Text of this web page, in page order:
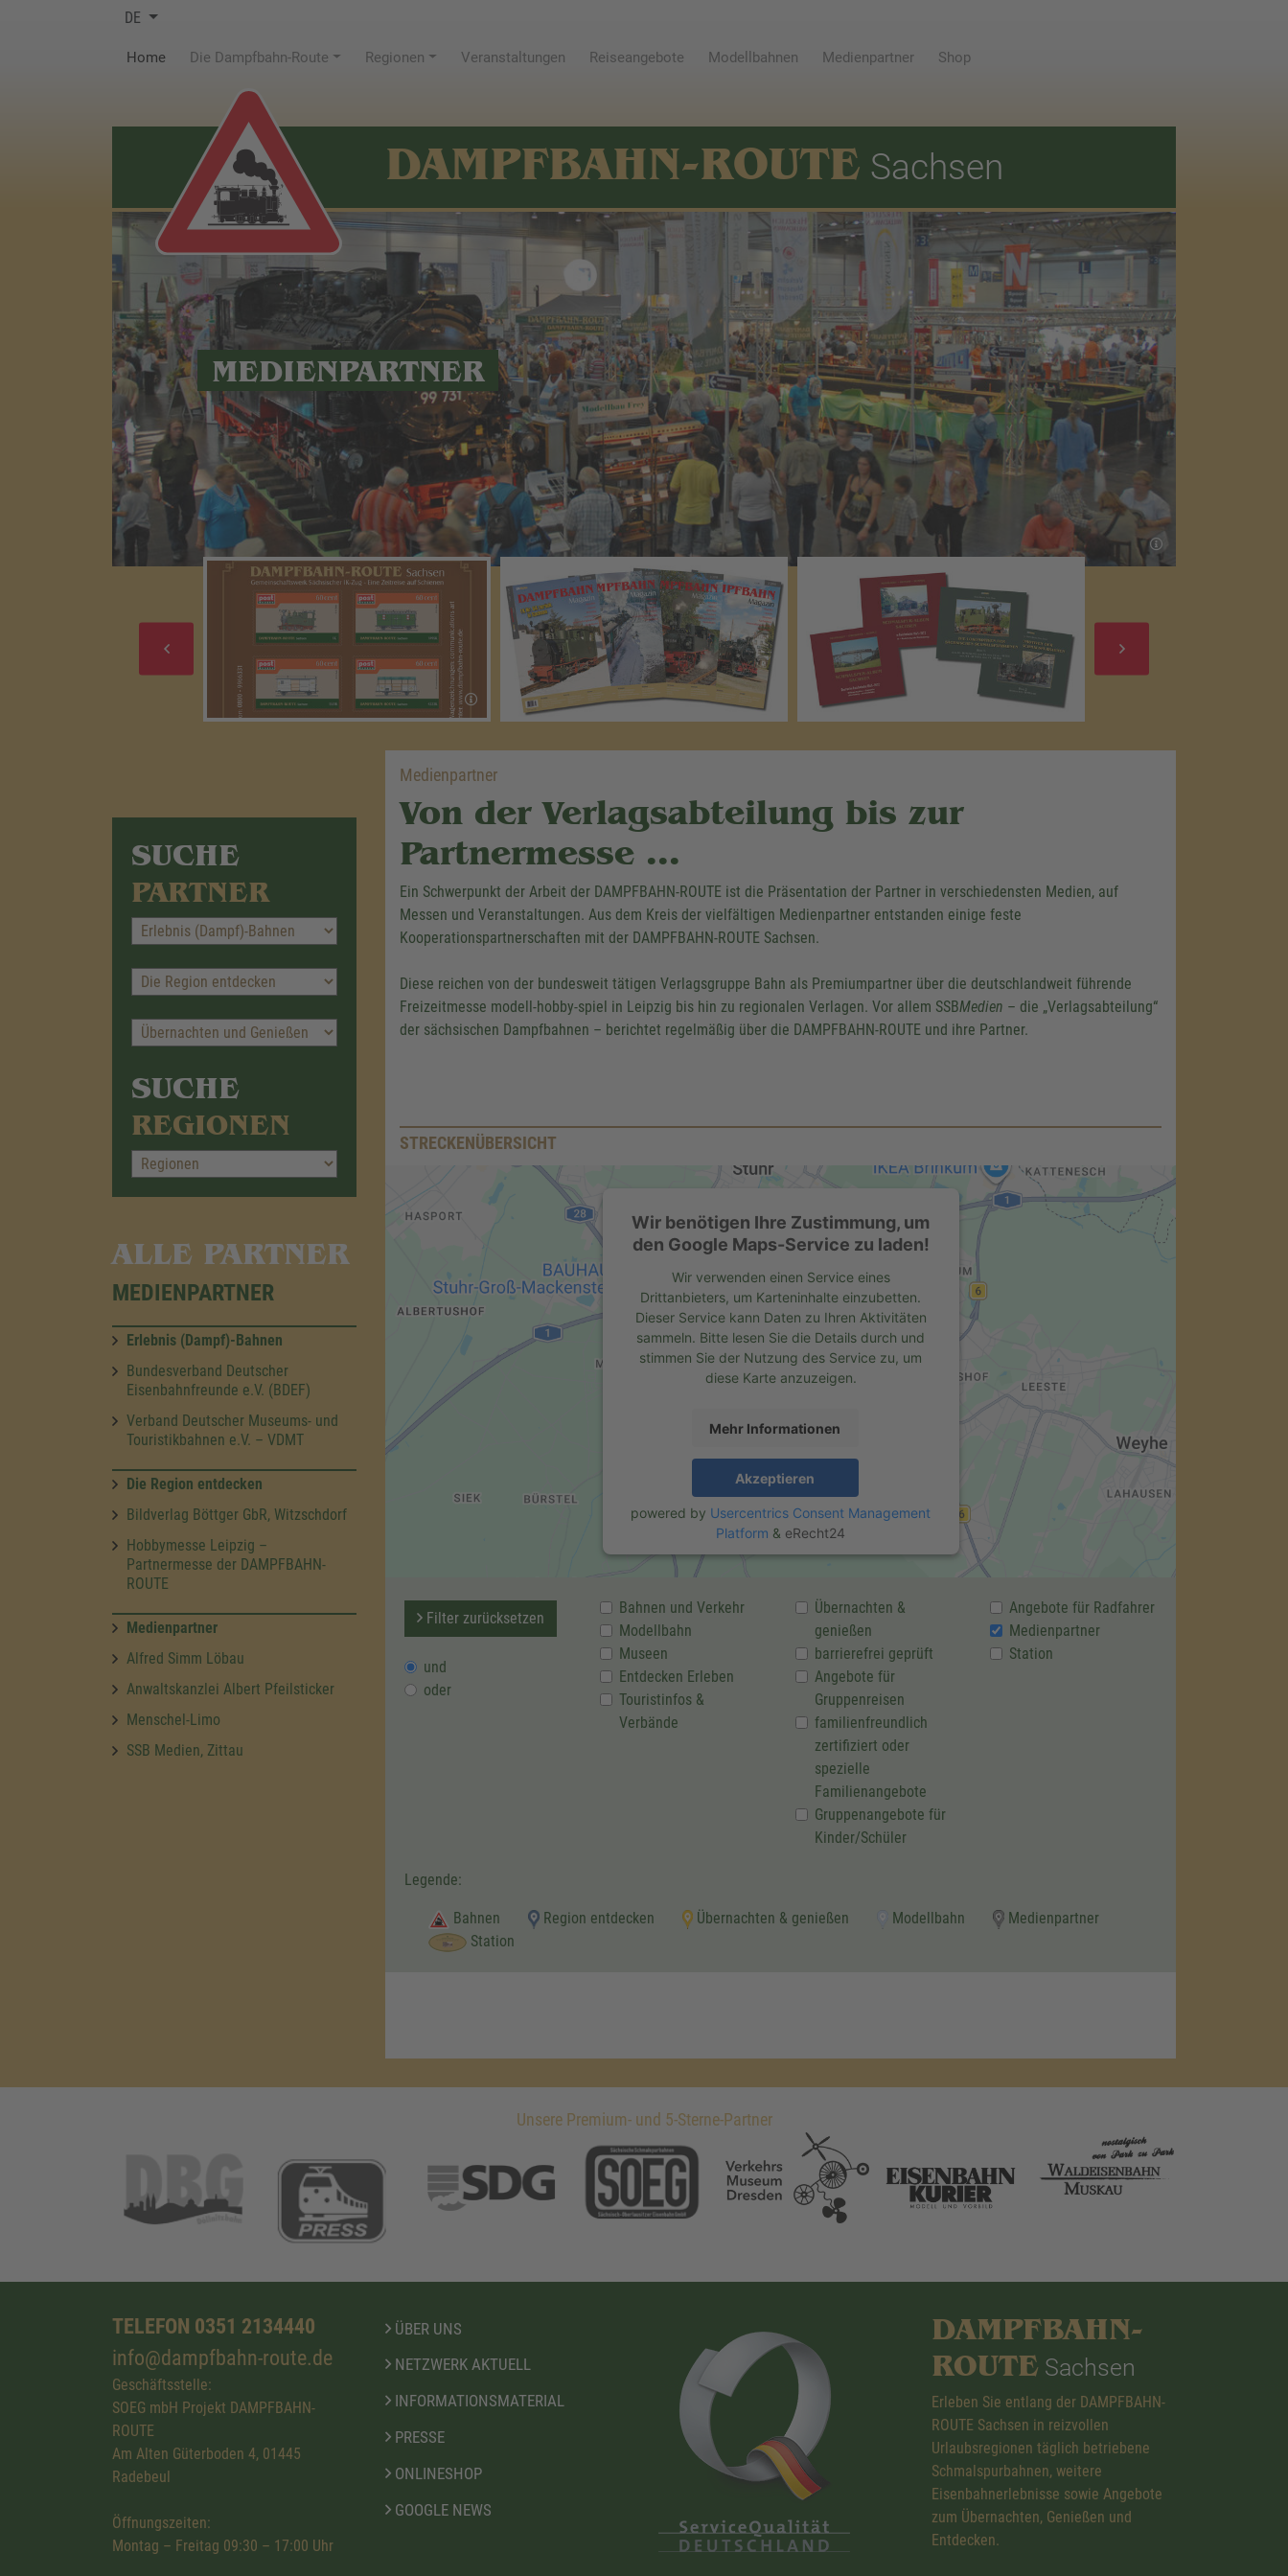
DE
Home(current)Die Dampfbahn-Route Regionen Veranstaltungen Reiseangebote Modellbahnen Medienpartner Shop
DAMPFBAHN-ROUTE Sachsen
MEDIENPARTNER
SUCHE
PARTNER
SUCHE
REGIONEN
ALLE PARTNER
MEDIENPARTNER
Erlebnis (Dampf)-Bahnen
Bundesverband Deutscher
Eisenbahnfreunde e.V. (BDEF)
Verband Deutscher Museums- und
Touristikbahnen e.V. – VDMT
Die Region entdecken
Bildverlag Böttger GbR, Witzschdorf
Hobbymesse Leipzig –
Partnermesse der DAMPFBAHN-
ROUTE
Medienpartner
Alfred Simm Löbau
Anwaltskanzlei Albert Pfeilsticker
Menschel-Limo
SSB Medien, Zittau
Medienpartner
Von der Verlagsabteilung bis zur
Partnermesse ...
Ein Schwerpunkt der Arbeit der DAMPFBAHN-ROUTE ist die Präsentation der Partner in verschiedensten Medien, auf
Messen und Veranstaltungen. Aus dem Kreis der vielfältigen Medienpartner entstanden einige feste
Kooperationspartnerschaften mit der DAMPFBAHN-ROUTE Sachsen.
Diese reichen von der bundesweit tätigen Verlagsgruppe Bahn als Premiumpartner über die deutschlandweit führende
Freizeitmesse modell-hobby-spiel in Leipzig bis hin zu regionalen Verlagen. Vor allem SSBMedien – die „Verlagsabteilung“
der sächsischen Dampfbahnen – berichtet regelmäßig über die DAMPFBAHN-ROUTE und ihre Partner.
STRECKENÜBERSICHT
Wir benötigen Ihre Zustimmung, um
den Google Maps-Service zu laden!
Wir verwenden einen Service eines
Drittanbieters, um Karteninhalte einzubetten.
Dieser Service kann Daten zu Ihren Aktivitäten
sammeln. Bitte lesen Sie die Details durch und
stimmen Sie der Nutzung des Service zu, um
diese Karte anzuzeigen.
Mehr Informationen
Akzeptieren
powered by Usercentrics Consent Management
Platform & eRecht24
Filter zurücksetzen
und
oder
Bahnen und Verkehr
Modellbahn
Museen
Entdecken Erleben
Touristinfos &
Verbände
Übernachten &
genießen
barrierefrei geprüft
Angebote für
Gruppenreisen
familienfreundlich
zertifiziert oder
spezielle
Familienangebote
Gruppenangebote für
Kinder/Schüler
Angebote für Radfahrer
Medienpartner
Station
Legende:
Bahnen Region entdecken Übernachten & genießen Modellbahn
Medienpartner
Station
Unsere Premium- und 5-Sterne-Partner
TELEFON 0351 2134440
info@dampfbahn-route.de
Geschäftsstelle:
SOEG mbH Projekt DAMPFBAHN-
ROUTE
Am Alten Güterboden 4, 01445
Radebeul
Öffnungszeiten:
Montag – Freitag 09:30 – 17:00 Uhr
ÜBER UNS
NETZWERK AKTUELL
INFORMATIONSMATERIAL
PRESSE
ONLINESHOP
GOOGLE NEWS
DAMPFBAHN-
ROUTE Sachsen
Erleben Sie entlang der DAMPFBAHN-
ROUTE Sachsen in reizvollen
Urlaubsregionen täglich betriebene
Schmalspurbahnen, weitere
Eisenbahnerlebnisse sowie Angebote
zum Übernachten, Genießen und
Entdecken.